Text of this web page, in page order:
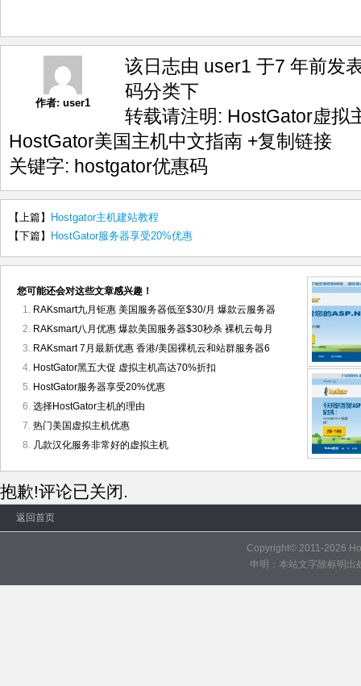
作者: user1
该日志由 user1 于7 年前发
码分类下
转载请注明: HostGator虚拟
HostGator美国主机中文指南 +复制链接
关键字: hostgator优惠码
【上篇】
Hostgator主机建站教程
【下篇】
HostGator服务器享受20%优惠
您可能还会对这些文章感兴趣！
RAKsmart九月钜惠 美国服务器低至$30/月 爆款云服务器
RAKsmart八月优惠 爆款美国服务器$30秒杀 裸机云每月
RAKsmart 7月最新优惠 香港/美国裸机云和站群服务器6
HostGator黑五大促 虚拟主机高达70%折扣
HostGator服务器享受20%优惠
选择HostGator主机的理由
热门美国虚拟主机优惠
几款汉化服务非常好的虚拟主机
抱歉!评论已关闭.
返回首页
Copyright© 2011-2026
申明：本站文字除标明出